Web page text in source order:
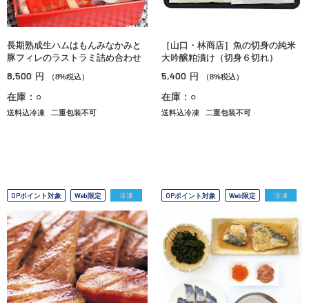
長期熟成生ハムはもんみなかみと
豚フィレのラストラミ詰め合わせ
8,500 円 （8%税込）
在庫：○
送料込冷凍 二重包装不可
［山口・林商店］魚の切身の純米
大吟醸粕漬け（切身６切れ）
5,400 円 （8%税込）
在庫：○
送料込冷凍 二重包装不可
OPポイント対象 Web限定 冷凍 OPポイント対象 Web限定 冷凍